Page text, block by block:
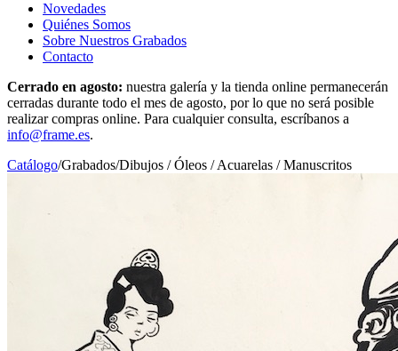
Novedades
Quiénes Somos
Sobre Nuestros Grabados
Contacto
Cerrado en agosto: nuestra galería y la tienda online permanecerán
cerradas durante todo el mes de agosto, por lo que no será posible
realizar compras online. Para cualquier consulta, escríbanos a
info@frame.es.
Catálogo/Grabados/Dibujos / Óleos / Acuarelas / Manuscritos